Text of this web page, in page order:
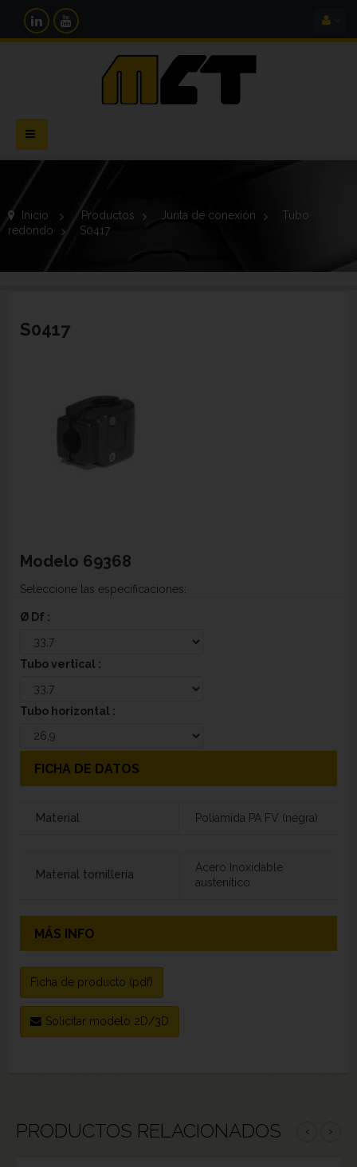
Navegación
Toggle
Inicio > Productos > Junta de conexión >
Tubo
redondo
> S0417
S0417
Modelo 69368
Seleccione las especificaciones:
Ø Df :
Tubo vertical :
Tubo horizontal :
FICHA DE DATOS
Material Poliamida PA FV (negra)
Material tornillería
Acero Inoxidable
austenítico
MÁS INFO
Ficha de producto (pdf)
Solicitar modelo 2D/3D
PRODUCTOS RELACIONADOS ‹ ›